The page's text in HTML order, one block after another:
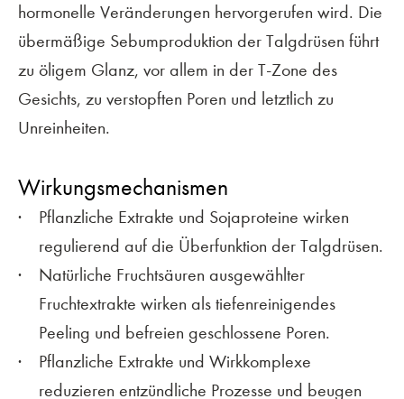
hormonelle Veränderungen hervorgerufen wird. Die
übermäßige Sebumproduktion der Talgdrüsen führt
zu öligem Glanz, vor allem in der T-Zone des
Gesichts, zu verstopften Poren und letztlich zu
Unreinheiten.
Wirkungsmechanismen
Pflanzliche Extrakte und Sojaproteine wirken
regulierend auf die Überfunktion der Talgdrüsen.
Natürliche Fruchtsäuren ausgewählter
Fruchtextrakte wirken als tiefenreinigendes
Peeling und befreien geschlossene Poren.
Pflanzliche Extrakte und Wirkkomplexe
reduzieren entzündliche Prozesse und beugen